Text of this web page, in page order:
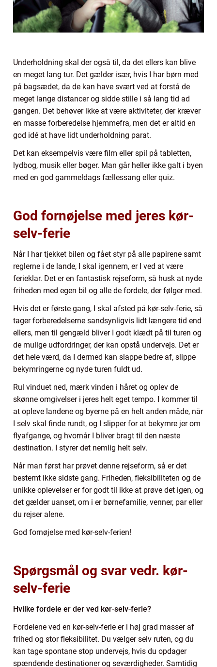
Underholdning skal der også til, da det ellers kan blive
en meget lang tur. Det gælder især, hvis I har børn med
på bagsædet, da de kan have svært ved at forstå de
meget lange distancer og sidde stille i så lang tid ad
gangen. Det behøver ikke at være aktiviteter, der kræver
en masse forberedelse hjemmefra, men det er altid en
god idé at have lidt underholdning parat.
Det kan eksempelvis være film eller spil på tabletten,
lydbog, musik eller bøger. Man går heller ikke galt i byen
med en god gammeldags fællessang eller quiz.
God fornøjelse med jeres kør-
selv-ferie
Når I har tjekket bilen og fået styr på alle papirene samt
reglerne i de lande, I skal igennem, er I ved at være
ferieklar. Det er en fantastisk rejseform, så husk at nyde
friheden med egen bil og alle de fordele, der følger med.
Hvis det er første gang, I skal afsted på kør-selv-ferie, så
tager forberedelserne sandsynligvis lidt længere tid end
ellers, men til gengæld bliver I godt klædt på til turen og
de mulige udfordringer, der kan opstå undervejs. Det er
det hele værd, da I dermed kan slappe bedre af, slippe
bekymringerne og nyde turen fuldt ud.
Rul vinduet ned, mærk vinden i håret og oplev de
skønne omgivelser i jeres helt eget tempo. I kommer til
at opleve landene og byerne på en helt anden måde, når
I selv skal finde rundt, og I slipper for at bekymre jer om
flyafgange, og hvornår I bliver bragt til den næste
destination. I styrer det nemlig helt selv.
Når man først har prøvet denne rejseform, så er det
bestemt ikke sidste gang. Friheden, fleksibiliteten og de
unikke oplevelser er for godt til ikke at prøve det igen, og
det gælder uanset, om i er børnefamilie, venner, par eller
du rejser alene.
God fornøjelse med kør-selv-ferien!
Spørgsmål og svar vedr. kør-
selv-ferie
Hvilke fordele er der ved kør-selv-ferie?
Fordelene ved en kør-selv-ferie er i høj grad masser af
frihed og stor fleksibilitet. Du vælger selv ruten, og du
kan tage spontane stop undervejs, hvis du opdager
spændende destinationer og seværdigheder. Samtidig